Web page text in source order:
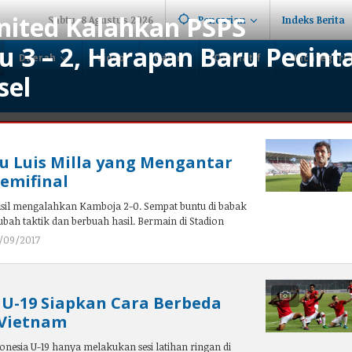
Sabtu, 8 Agustus 2026 Pencarian Indeks Berita
Daerah Video Galeri Otomatif
Kalahkan PSPS
3 – 2, Harapan Baru
Luis Milla yang Mengantar
mengalahkan Kamboja 2-0. Sempat buntu di babak
taktik dan berbuah hasil. Bermain di Stadion
09/2017
19 Siapkan Cara Berbeda
U-19 hanya melakukan sesi latihan ringan di